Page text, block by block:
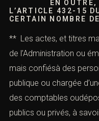
a). Les
soustractions
par des agents
pénal)
Le domaine de
Ne peuvent se rendre